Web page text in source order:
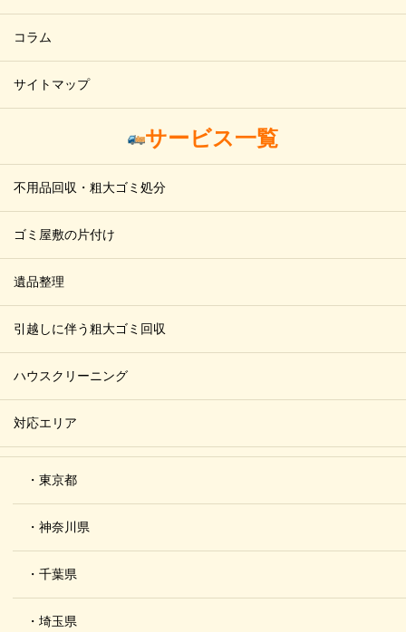
コラム
サイトマップ
サービス一覧
不用品回収・粗大ゴミ処分
ゴミ屋敷の片付け
遺品整理
引越しに伴う粗大ゴミ回収
ハウスクリーニング
対応エリア
・東京都
・神奈川県
・千葉県
・埼玉県